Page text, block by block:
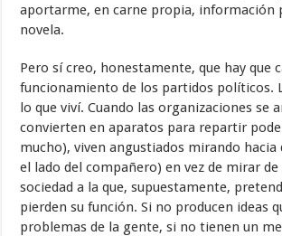
aportarme, en carne propia, información
novela.
Pero sí creo, honestamente, que hay que
funcionamiento de los partidos políticos.
lo que viví. Cuando las organizaciones se
convierten en aparatos para repartir
mucho), viven angustiados mirando hacia
el lado del compañero) en vez de mirar
sociedad a la que, supuestamente,
pierden su función. Si no producen ideas
problemas de la gente, si no tienen un